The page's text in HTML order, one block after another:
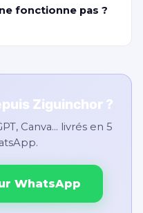
fonctionne pas ?
Ziguinchor ?
Canva… livrés en 5
WhatsApp